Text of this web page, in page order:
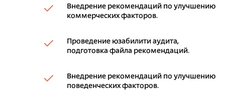
Внедрение рекомендаций по улучшению
коммерческих факторов.
Проведение юзабилити аудита,
подготовка файла рекомендаций.
Внедрение рекомендаций по улучшению
поведенческих факторов.